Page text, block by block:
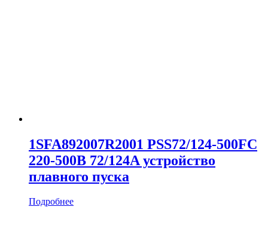
1SFA892007R2001 PSS72/124-500FC
220-500В 72/124A устройство
плавного пуска
Подробнее